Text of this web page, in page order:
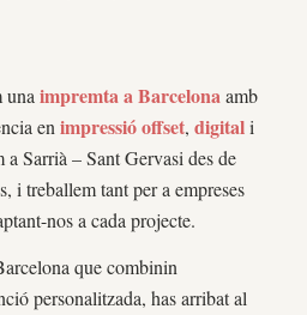
una impremta a Barcelona amb
en impressió offset, digitali
a Sarrià – Sant Gervasi des de
i treballem tant per a empreses
nos a cada projecte.
que combinin
personalitzada, has arribat al